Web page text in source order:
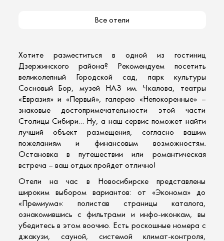
Все отели
Хотите разместиться в одной из гостиниц
Дзержинского района? Рекомендуем посетить
великолепный Городской сад, парк культуры
Сосновый Бор, музей НАЗ им. Чкалова, театры
«Евразия» и «Первый», галерею «Непокоренные» –
знаковые достопримечательности этой части
Столицы Сибири… Ну, а наш сервис поможет найти
лучший объект размещения, согласно вашим
пожеланиям и финансовым возможностям.
Остановка в путешествии или романтическая
встреча – ваш отдых пройдет отлично!
Отели на час в Новосибирске представлены
широким выбором вариантов: от «Эконома» до
«Премиума»: полистав страницы каталога,
ознакомившись с фильтрами и инфо-иконкам, вы
убедитесь в этом воочию. Есть роскошные номера с
джакузи, сауной, системой климат-контроля,